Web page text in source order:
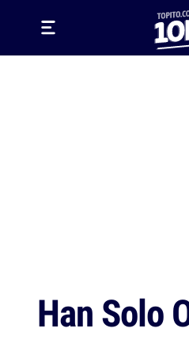
Han Solo